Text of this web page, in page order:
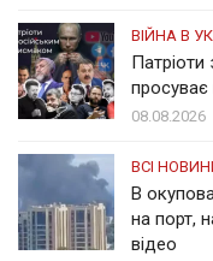
ВІЙНА В
просуває
08.08.2026
ВСІ
В
на порт,
відео